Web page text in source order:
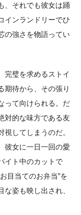
、それでも彼女は踊
インランドリーでひ
の強さを物語ってい
完璧を求めるストイ
期待から、その張り
って向けられる。だ
対的な味方である友
してしまうのだ。
彼女に一日一回の愛
イト中のカットで
目当てのお弁当”を
姿も映し出され、